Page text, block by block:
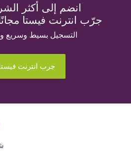
انضم إلى أكثر
جرّب انترنت فيستا مجانًا لمدة
التسجيل بسيط وسريع
جرب انترنت